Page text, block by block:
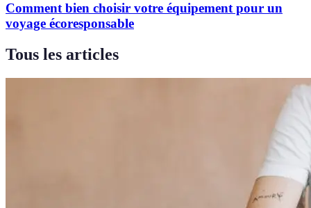
Comment bien choisir votre équipement pour un
voyage écoresponsable
Tous les articles